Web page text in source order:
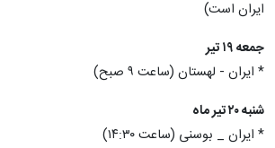
ایران است)
جمعه ۱۹ تیر
* ایران - لهستان (ساعت ۹ صبح)
شنبه ۲۰ تیر ماه
* ایران _ بوسنی (ساعت ۱۴:۳۰)